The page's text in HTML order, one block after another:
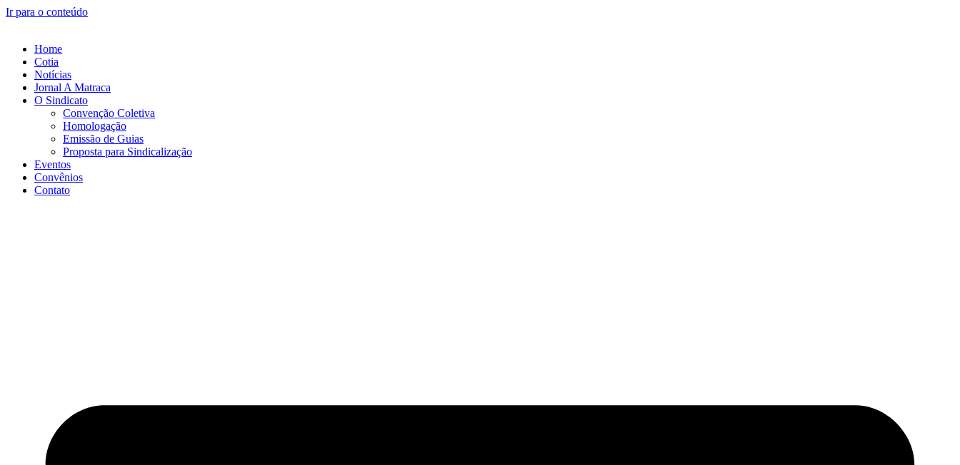
Ir para o conteúdo
Home
Cotia
Notícias
Jornal A Matraca
O Sindicato
Convenção Coletiva
Homologação
Emissão de Guias
Proposta para Sindicalização
Eventos
Convênios
Contato